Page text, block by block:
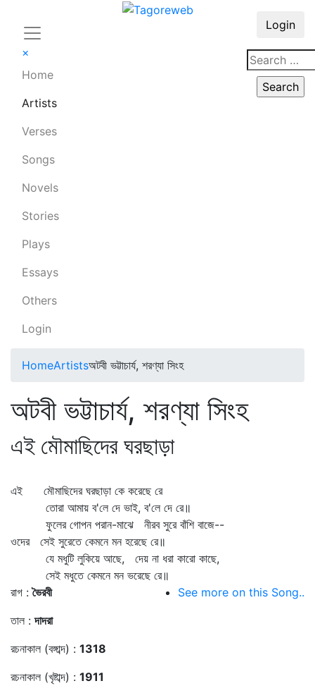
×
Home
Artists
Verses
Songs
Novels
Stories
Plays
Essays
Others
Login
Login
HomeArtistsঅটবী ভট্টাচার্য, শরণ্যা সিংহ
অটবী ভট্টাচার্য, শরণ্যা সিংহ
এই মৌমাছিদের ঘরছাড়া
এই মৌমাছিদের ঘরছাড়া কে করেছে রে
তোরা আমায় ব'লে দে ভাই, ব'লে দে রে॥
ফুলের গোপন পরান-মাঝে নীরব সুরে বাঁশি বাজে--
ওদের সেই সুরেতে কেমনে মন হরেছে রে॥
যে মধুটি লুকিয়ে আছে, দেয় না ধরা কারো কাছে,
সেই মধুতে কেমনে মন ভরেছে রে॥
রাগ :ভৈরবী
তাল :দাদরা
রচনাকাল (বঙ্গাব্দ) : 1318
রচনাকাল (খৃষ্টাব্দ) : 1911
See more on this Song..